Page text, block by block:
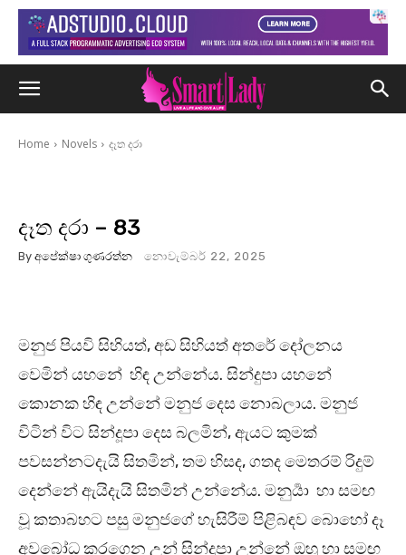
Home Novels දෑත දරා
දෑත දරා – 83
By අපේක්ෂා ගුණරත්න නොවැම්බර් 22, 2025
මනුජ පියවි සිහියත්, අඩ සිහියත් අතරේ දෝලනය
වෙමින් යහනේ හිඳ උන්නේය. සින්දුපා යහනේ
කොනක හිඳ උන්නේ මනුජ දෙස නොබලාය. මනුජ
විටින් විට සින්දූපා දෙස බලමින්, ඇයට කුමක්
පවසන්නටදැයි සිතමින්, තම හිසද, ගතද මෙතරම් රිදුම්
දෙන්නේ ඇයිදැයි සිතමින් උන්නේය. මනුර්‍යා හා සමඟ
වූ කතාබහට පසු මනුජගේ හැසිරීම් පිළිබඳව බොහෝ දෑ
අවබෝධ කරගෙන උන් සින්දූපා උන්නේ ඔහු හා සමඟ